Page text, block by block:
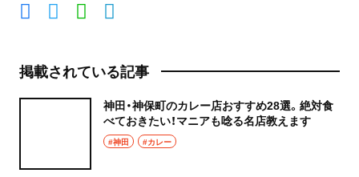
掲載されている記事
神田・神保町のカレー店おすすめ28選。絶対食
べておきたい！マニアも唸る名店教えます
#神田 #カレー